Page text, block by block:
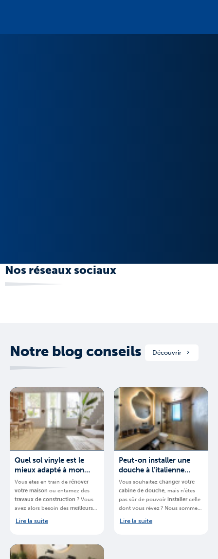
Nos réseaux sociaux
Notre blog conseils Découvrir
Quel sol vinyle est le
mieux adapté à mon
projet ?
Vous êtes en train de rénover
votre maison ou entamez des
travaux de construction ? Vous
avez alors besoin des meilleurs
magasins spécialisés, vous
votre projet.
Lire la suite
Peut-on installer une
douche à l’italienne
partout ?
Vous souhaitez changer votre
cabine de douche , mais n’êtes
pas sûr de pouvoir installer celle
dont vous rêvez ? Nous sommes-
chaine de magasins spécialisés,
Lire la suite